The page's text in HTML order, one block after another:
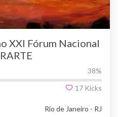
XXI Fórum Nacional
38%
17 Kicks
Rio de Janeiro - RJ